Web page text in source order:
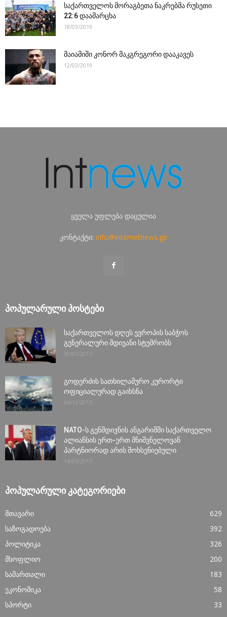
საქართველოს მორაგბეთა ნაკრებმა რუსეთი
22:6 დაამარცხა
18/03/2019
მაიამიში კონორ მაკგრეგორი დააკავეს
12/03/2019
ყველა უფლება დაცულია
კონტაქტი: info@internetnews.ge
ᲞᲝᲞᲣᲚᲐᲠᲣᲚᲘ ᲞᲝᲡᲢᲔᲑᲘ
საქართველოს დღეს ევროპის საბჭოს
გენერალური მდივანი სტუმრობს
30/01/2017
გოდერძის სათხილამურო კურორტი
ოფიციალურად გაიხსნა
06/12/2015
NATO-ს გენმდივნის ანგარიშში საქართველო
ალიანსის ერთ-ერთ მნიშვნელოვან
პარტნიორად არის მოხსენიებული
14/03/2017
ᲞᲝᲞᲣᲚᲐᲠᲣᲚᲘ ᲙᲐᲢᲔᲒᲝᲠᲘᲔᲑᲘ
მთავარი
629
საზოგადოება
392
პოლიტიკა
326
მსოფლიო
200
სამართალი
183
ეკონომიკა
58
სპორტი
33